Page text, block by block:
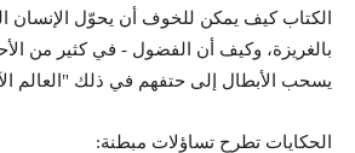
الكتاب كيف يمكن للخوف أن يحوّل الإنسان
بالغريزة، وكيف أن الفضول - في كثير من
يسحب الأبطال إلى حتفهم في ذلك "العالم
الحكايات تطرح تساؤلات مبطنة: